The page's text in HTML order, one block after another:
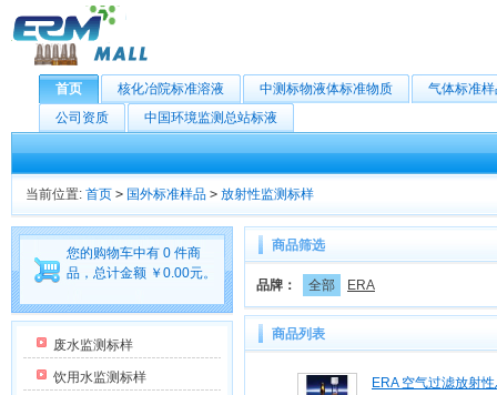
首页 核化冶院标准溶液 中测标物液体标准物质
气体标准
公司资质
中国环境监测总站标液
当前位置: 首页 > 国外标准样品 > 放射性监测标样
您的购物车中有 0 件商
品，总计金额 ￥0.00元。
废水监测标样
饮用水监测标样
商品筛选
品牌： 全部 ERA
商品列表
ERA 空气过滤放射